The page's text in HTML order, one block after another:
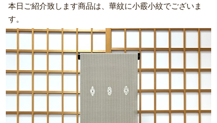
本日ご紹介致します商品は、華紋に小霰小紋でございま
す。